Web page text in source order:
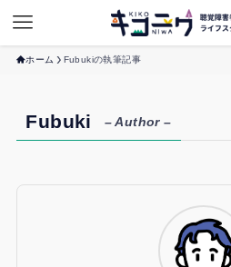
ホーム Fubukiの執筆記事
Fubuki – Author –